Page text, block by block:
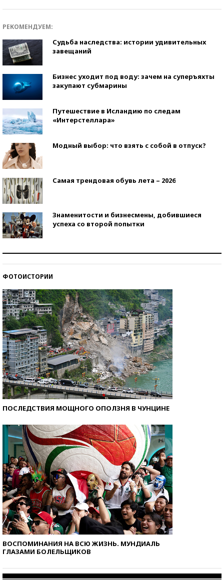
РЕКОМЕНДУЕМ:
Судьба наследства: истории удивительных
завещаний
Бизнес уходит под воду: зачем на суперъяхты
закупают субмарины
Путешествие в Исландию по следам
«Интерстеллара»
Модный выбор: что взять с собой в отпуск?
Самая трендовая обувь лета – 2026
Знаменитости и бизнесмены, добившиеся
успеха со второй попытки
ФОТОИСТОРИИ
ПОСЛЕДСТВИЯ МОЩНОГО ОПОЛЗНЯ В ЧУНЦИНЕ
ВОСПОМИНАНИЯ НА ВСЮ ЖИЗНЬ. МУНДИАЛЬ
ГЛАЗАМИ БОЛЕЛЬЩИКОВ